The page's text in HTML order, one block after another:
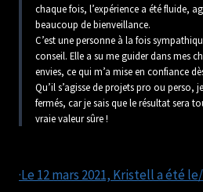
chaque fois, l’expérience a été fluide,
beaucoup de bienveillance.
C’est une personne à la fois
conseil. Elle a su me guider dans mes
envies, ce qui m’a mise en confiance
Qu’il s’agisse de projets pro ou perso,
fermés, car je sais que le résultat sera
vraie valeur sûre !
·Le 12 mars 2021, Kristell a été